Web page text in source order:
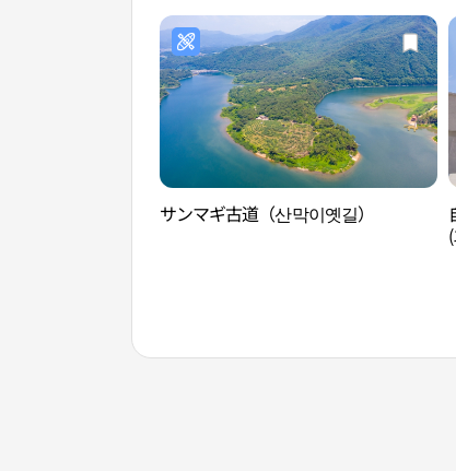
サンマギ古道（산막이옛길）